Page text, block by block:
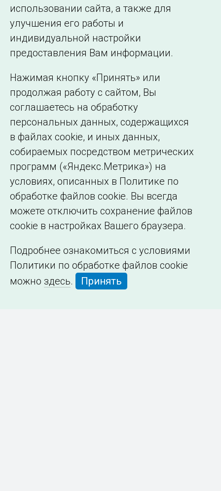
Подписаться на новости
©2005–2026 АО «СО ЕЭС»
Филиалы и
представительства
образовательной
организации
использовании сайта, а также для
улучшения его работы и
индивидуальной настройки
предоставления Вам информации.
Нажимая кнопку «Принять» или
продолжая работу с сайтом, Вы
соглашаетесь на обработку
персональных данных, содержащихся
в файлах cookie, и иных данных,
собираемых посредством метрических
программ («Яндекс.Метрика») на
условиях, описанных в Политике по
обработке файлов cookie. Вы всегда
можете отключить сохранение файлов
cookie в настройках Вашего браузера.
Подробнее ознакомиться с условиями
Политики по обработке файлов cookie
можно здесь. Принять